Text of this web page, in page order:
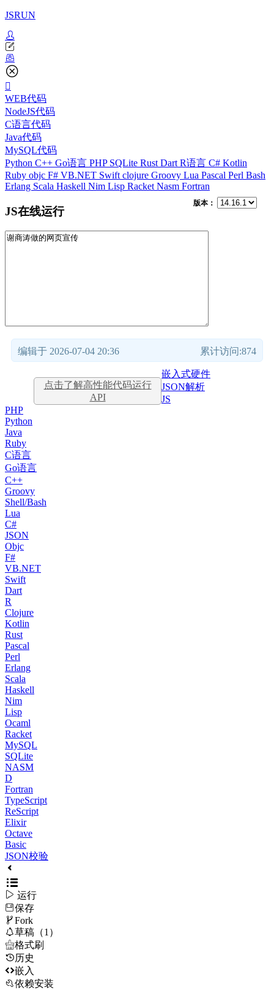
JSRUN
WEB代码
NodeJS代码
C语言代码
Java代码
MySQL代码
Python C++ Go语言 PHP SQLite Rust Dart R语言 C# Kotlin
Ruby objc F# VB.NET Swift clojure Groovy Lua Pascal Perl Bash
Erlang Scala Haskell Nim Lisp Racket Nasm Fortran
JS在线运行
版本：
编辑于 2026-07-04 20:36 累计访问:874
点击了解高性能代码运行
API
嵌入式硬件
JSON解析
JS
PHP
Python
Java
Ruby
C语言
Go语言
C++
Groovy
Shell/Bash
Lua
C#
JSON
Objc
F#
VB.NET
Swift
Dart
R
Clojure
Kotlin
Rust
Pascal
Perl
Erlang
Scala
Haskell
Nim
Lisp
Ocaml
Racket
MySQL
SQLite
NASM
D
Fortran
TypeScript
ReScript
Elixir
Octave
Basic
JSON校验
 运行
保存
Fork
草稿（1）
格式刷
历史
嵌入
依赖安装